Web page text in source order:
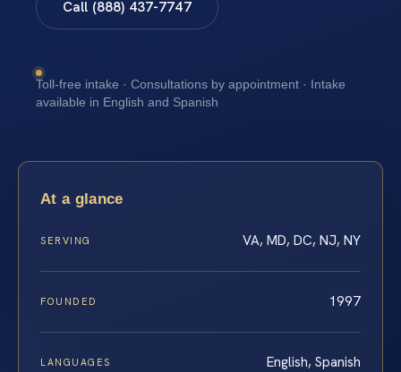
Call (888) 437-7747
Toll-free intake · Consultations by appointment · Intake
available in English and Spanish
At a glance
SERVING VA, MD, DC, NJ, NY
FOUNDED 1997
LANGUAGES English, Spanish